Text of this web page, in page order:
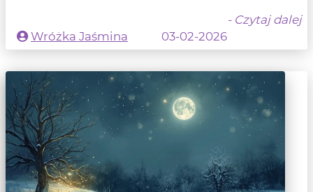
- Czytaj dalej
Wróżka Jaśmina
03-02-2026